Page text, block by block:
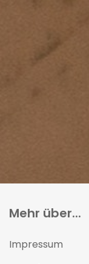
Mehr über...
Impressum